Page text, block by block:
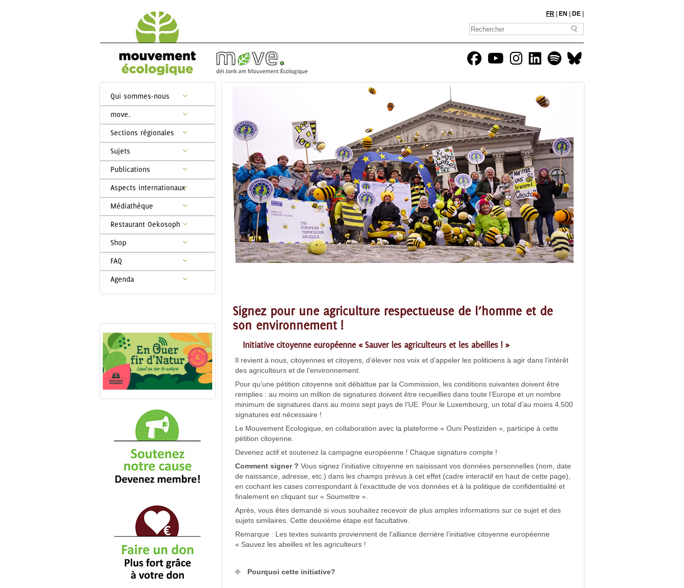
FR EN DE
Qui sommes-nous
move.
Sections régionales
Sujets
Publications
Aspects internationaux
Médiathèque
Restaurant Oekosoph
Shop
FAQ
Agenda
Signez pour une agriculture respectueuse de l’homme et de
son environnement !
Initiative citoyenne européenne « Sauver les agriculteurs et les abeilles ! »
Il revient à nous, citoyennes et citoyens, d’élever nos voix et d’appeler les politiciens à agir dans l’intérêt
des agriculteurs et de l’environnement.
Pour qu’une pétition citoyenne soit débattue par la Commission, les conditions suivantes doivent être
remplies : au moins un million de signatures doivent être recueillies dans toute l’Europe et un nombre
minimum de signatures dans au moins sept pays de l’UE. Pour le Luxembourg, un total d’au moins 4.500
signatures est nécessaire !
Le Mouvement Ecologique, en collaboration avec la plateforme « Ouni Pestiziden », participe à cette
pétition citoyenne.
Devenez actif et soutenez la campagne européenne ! Chaque signature compte !
Comment signer ? Vous signez l’initiative citoyenne en saisissant vos données personnelles (nom, date
de naissance, adresse, etc.) dans les champs prévus à cet effet (cadre interactif en haut de cette page),
en cochant les cases correspondant à l’exactitude de vos données et à la politique de confidentialité et
finalement en cliquant sur « Soumettre ».
Après, vous êtes demandé si vous souhaitez recevoir de plus amples informations sur ce sujet et des
sujets similaires. Cette deuxième étape est facultative.
Remarque : Les textes suivants proviennent de l’alliance derrière l’initiative citoyenne européenne
« Sauvez les abeilles et les agriculteurs !
Pourquoi cette initiative?